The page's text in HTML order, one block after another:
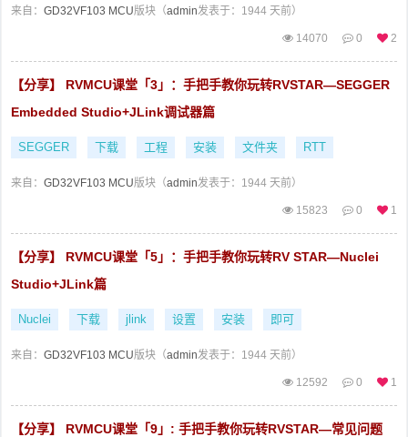
来自： GD32VF103 MCU版块（admin发表于：1944 天前）
14070 0 2
【分享】 RVMCU课堂「3」：手把手教你玩转RVSTAR—SEGGER
Embedded Studio+JLink调试器篇
SEGGER 下载 工程 安装 文件夹 RTT
来自： GD32VF103 MCU版块（admin发表于：1944 天前）
15823 0 1
【分享】 RVMCU课堂「5」：手把手教你玩转RV STAR—Nuclei
Studio+JLink篇
Nuclei 下载 jlink 设置 安装 即可
来自： GD32VF103 MCU版块（admin发表于：1944 天前）
12592 0 1
【分享】 RVMCU课堂「9」: 手把手教你玩转RVSTAR—常见问题